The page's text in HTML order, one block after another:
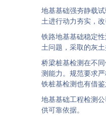
地基基础强夯静载
土进行动力夯实，
铁路地基基础稳定
土问题，采取的灰
桥梁桩基检测在不
测能力。规范要求
铁桩基检测也有借鉴
地基基础工程检测
供可靠依据。